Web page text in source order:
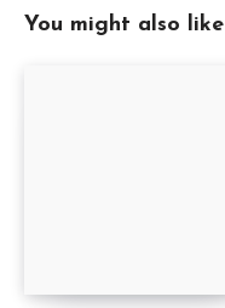
You might also like